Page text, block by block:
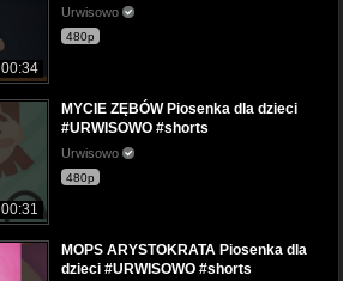
00:34
Urwisowo
480p
00:31
MYCIE ZĘBÓW Piosenka dla dzieci
#URWISOWO #shorts
Urwisowo
480p
MOPS ARYSTOKRATA Piosenka dla
dzieci #URWISOWO #shorts